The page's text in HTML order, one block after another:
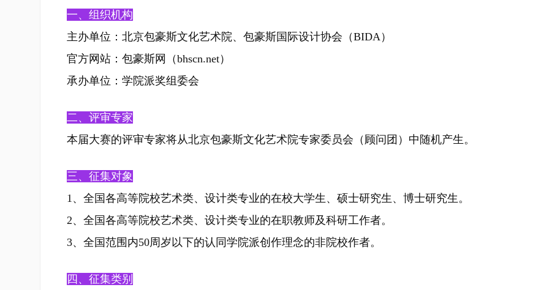
一、组织机构
主办单位：北京包豪斯文化艺术院、包豪斯国际设计协会（BIDA）
官方网站：包豪斯网（bhscn.net）
承办单位：学院派奖组委会
二、评审专家
本届大赛的评审专家将从北京包豪斯文化艺术院专家委员会（顾问团）中随机产生。
三、征集对象
1、全国各高等院校艺术类、设计类专业的在校大学生、硕士研究生、博士研究生。
2、全国各高等院校艺术类、设计类专业的在职教师及科研工作者。
3、全国范围内50周岁以下的认同学院派创作理念的非院校作者。
四、征集类别